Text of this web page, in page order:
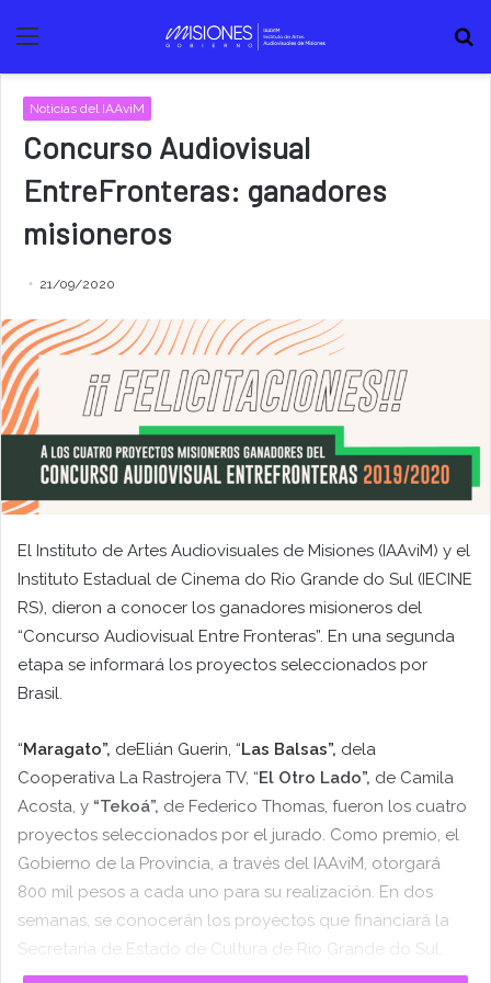
Menú
Noticias del IAAviM
Concurso Audiovisual
EntreFronteras: ganadores
misioneros
21/09/2020
El Instituto de Artes Audiovisuales de Misiones (IAAviM) y el
Instituto Estadual de Cinema do Rio Grande do Sul (IECINE
RS), dieron a conocer los ganadores misioneros del
“Concurso Audiovisual Entre Fronteras”. En una segunda
etapa se informará los proyectos seleccionados por
Brasil.
“Maragato”, deElián Guerin, “Las Balsas”, dela
Cooperativa La Rastrojera TV, “El Otro Lado”, de Camila
Acosta, y “Tekoá”, de Federico Thomas, fueron los cuatro
proyectos seleccionados por el jurado. Como premio, el
Gobierno de la Provincia, a través del IAAviM, otorgará
800 mil pesos a cada uno para su realización. En dos
semanas, se conocerán los proyectos que financiará la
Secretaría de Estado de Cultura de Rio Grande do Sul,
por medio de IECINE.